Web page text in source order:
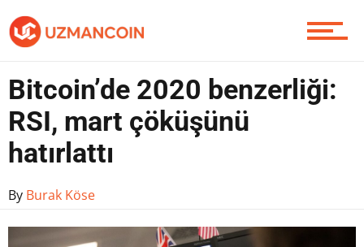
Piyasa
Soru Sor
Contact / İletişim
Bitcoin’de 2020 benzerliği:
RSI, mart çöküşünü
hatırlattı
By Burak Köse